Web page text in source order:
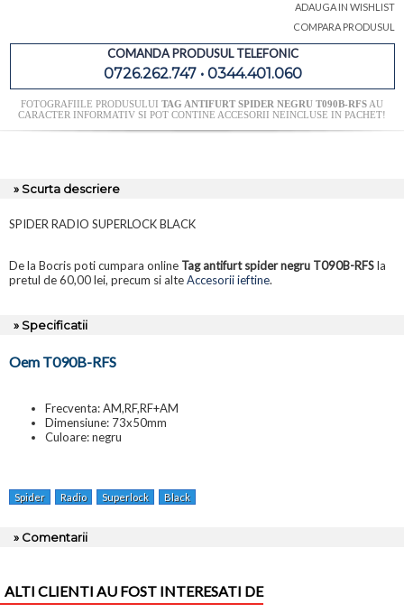
ADAUGA IN WISHLIST
COMPARA PRODUSUL
COMANDA PRODUSUL TELEFONIC
0726.262.747 • 0344.401.060
FOTOGRAFIILE PRODUSULUI TAG ANTIFURT SPIDER NEGRU T090B-RFSAU
CARACTER INFORMATIV SI POT CONTINE ACCESORII NEINCLUSE IN PACHET!
» Scurta descriere
SPIDER RADIO SUPERLOCK BLACK
De la Bocris poti cumpara online Tag antifurt spider negru T090B-RFSla
pretul de 60,00 lei, precum si alteAccesorii ieftine.
» Specificatii
Oem T090B-RFS
Frecventa: AM,RF,RF+AM
Dimensiune: 73x50mm
Culoare: negru
Spider Radio Superlock Black
» Comentarii
ALTI CLIENTI AU FOST INTERESATI DE